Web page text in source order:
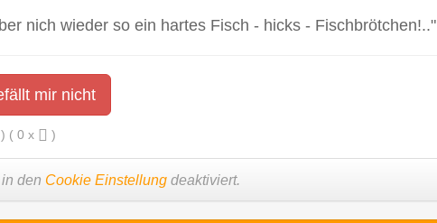
nich wieder so ein hartes Fisch - hicks - Fischbrötchen!.."
mir nicht
) ( 0 x )
den Cookie Einstellung deaktiviert.